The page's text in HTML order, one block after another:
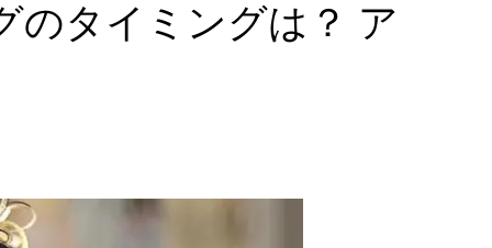
のタイミングは？ ア